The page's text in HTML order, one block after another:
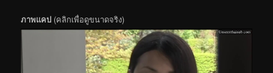
ภาพแคป (คลิกเพื่อดูขนาดจริง)